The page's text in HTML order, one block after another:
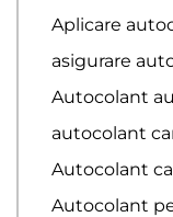
Aplicare
asigurare
Autocolant
autocolant
Autocolant
Autocolant